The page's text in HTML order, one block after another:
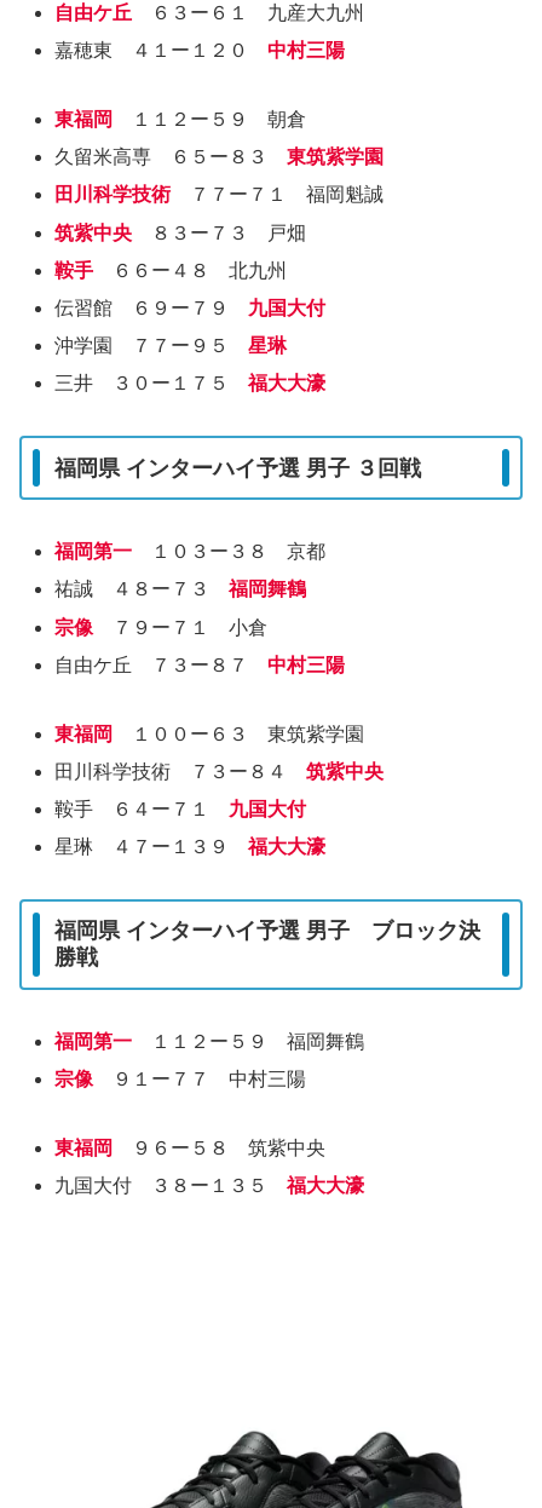
自由ケ丘 ６３ー６１ 九産大九州
嘉穂東 ４１ー１２０中村三陽
東福岡
１１２ー５９ 朝倉
久留米高専 ６５ー８３東筑紫学園
田川科学技術７７ー７１ 福岡魁誠
筑紫中央 ８３ー７３ 戸畑
鞍手 ６６ー４８ 北九州
伝習館 ６９ー７９ 九国大付
沖学園 ７７ー９５星琳
三井 ３０ー１７５福大大濠
福岡県 インターハイ予選 男子 ３回戦
福岡第一 １０３ー３８ 京都
祐誠 ４８ー７３福岡舞鶴
宗像 ７９ー７１ 小倉
自由ケ丘 ７３ー８７中村三陽
東福岡
１００ー６３ 東筑紫学園
田川科学技術 ７３ー８４筑紫中央
鞍手 ６４ー７１ 九国大付
星琳 ４７ー１３９福大大濠
福岡県 インターハイ予選 男子 ブロック決
勝戦
福岡第一 １１２ー５９ 福岡舞鶴
宗像 ９１ー７７ 中村三陽
東福岡
９６ー５８ 筑紫中央
九国大付 ３８ー１３５福大大濠